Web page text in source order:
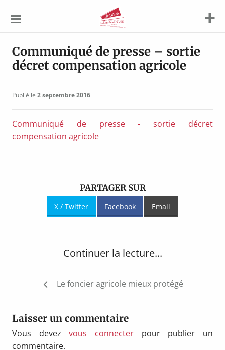
Agriculteurs
Communiqué de presse – sortie
décret compensation agricole
Publié le 2 septembre 2016
Communiqué de presse - sortie décret
compensation agricole
PARTAGER SUR
X / Twitter Facebook Email
Continuer la lecture...
Navigation
l’article
Le foncier agricole mieux protégé
Laisser un commentaire
Vous devezvous connecter pour publier un
commentaire.